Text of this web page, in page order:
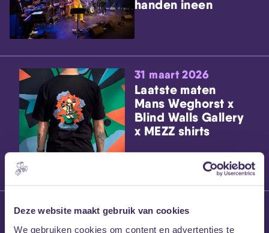
Deze website maakt gebruik van cookies
We gebruiken cookies om content en advertenties te
handen ineen
31 maart 2026
Laatste maten
Mans Weghorst x
Blind Walls Gallery
x MEZZ shirts
27 maart 2026
Willem’s Blog: